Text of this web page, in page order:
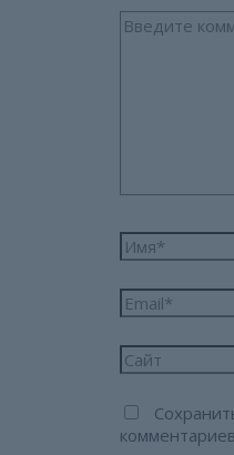
Введите
Имя*
Email*
Сайт